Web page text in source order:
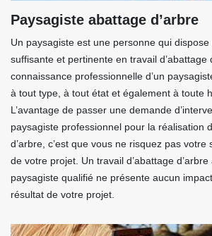
Paysagiste abattage d’arbre
Un paysagiste est une personne qui
suffisante et pertinente en travail d’abattage
connaissance professionnelle d’un
à tout type, à tout état et également à toute
L’avantage de passer une demande
paysagiste professionnel pour la réalisation
d’arbre, c’est que vous ne risquez pas
de votre projet. Un travail d’abattage
paysagiste qualifié ne présente aucun
résultat de votre projet.